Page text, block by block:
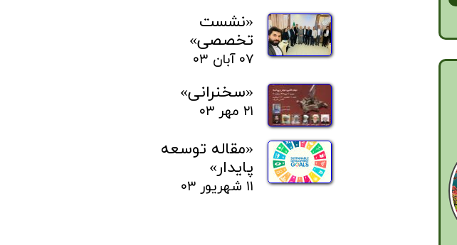
«نشست
تخصصی»
۰۷ آبان ۰۳
«سخنرانی»
۲۱ مهر ۰۳
«مقاله توسعه
پایدار»
۱۱ شهریور ۰۳